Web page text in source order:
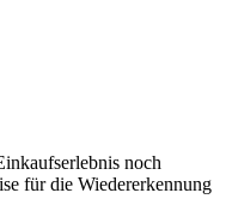
noch
für die Wiedererkennung